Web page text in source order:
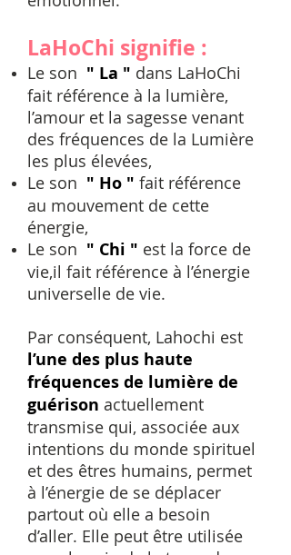
LaHoChi signifie :
Le son " La " dans LaHoChi
fait référence à la lumière,
l’amour et la sagesse venant
des fréquences de la Lumière
les plus élevées,
Le son " Ho " fait référence
au mouvement de cette
énergie,
Le son " Chi " est la force de
vie,il fait référence à l’énergie
universelle de vie.
Par conséquent, Lahochi est
l’une des plus haute
fréquences de lumière de
guérison actuellement
transmise qui, associée aux
intentions du monde spirituel
et des êtres humains, permet
à l’énergie de se déplacer
partout où elle a besoin
d’aller. Elle peut être utilisée